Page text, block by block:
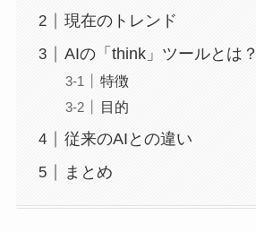
現在のトレンド
AIの「think」ツールとは？
特徴
目的
従来のAIとの違い
まとめ